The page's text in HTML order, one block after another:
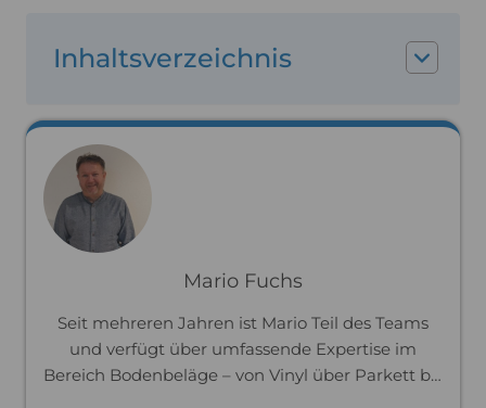
Inhaltsverzeichnis
Mario Fuchs
Seit mehreren Jahren ist Mario Teil des Teams
und verfügt über umfassende Expertise im
Bereich Bodenbeläge – von Vinyl über Parkett bis